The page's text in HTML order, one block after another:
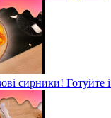
сирники! Готуйте